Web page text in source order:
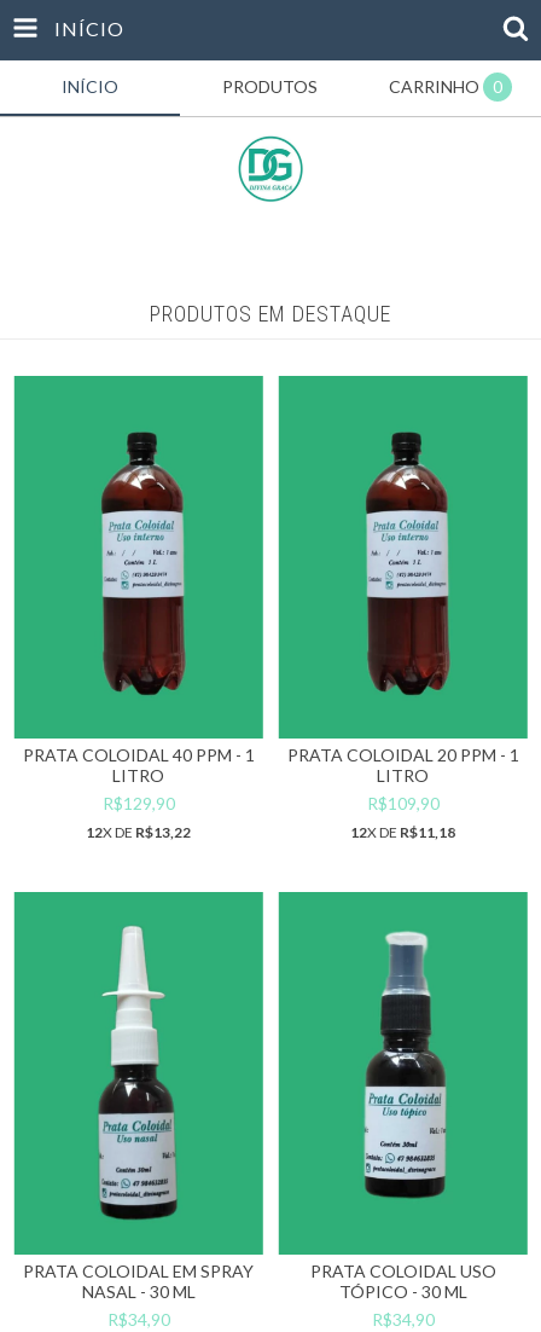
INÍCIO
INÍCIO PRODUTOS CARRINHO 0
PRODUTOS EM DESTAQUE
PRATA COLOIDAL 40 PPM - 1
LITRO
R$129,90
12X DE R$13,22
PRATA COLOIDAL 20 PPM - 1
LITRO
R$109,90
12X DE R$11,18
PRATA COLOIDAL EM SPRAY
NASAL - 30 ML
R$34,90
PRATA COLOIDAL USO
TÓPICO - 30 ML
R$34,90